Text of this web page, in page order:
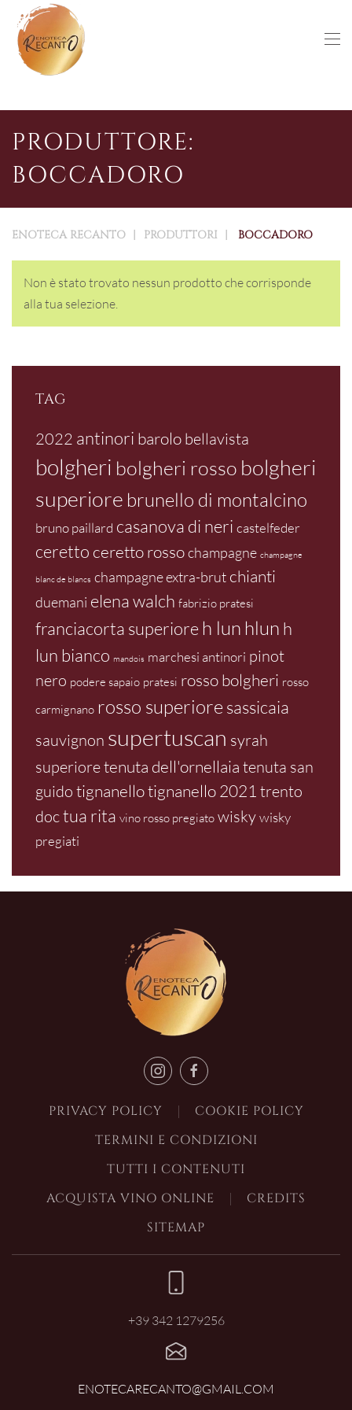
Skip to main content
PRODUTTORE:
BOCCADORO
ENOTECA RECANTO PRODUTTORI BOCCADORO
Non è stato trovato nessun prodotto che corrisponde
alla tua selezione.
TAG
2022 antinori barolo bellavista
bolgheri bolgheri rosso bolgheri
superiore brunello di montalcino
bruno paillard casanova di neri castelfeder
ceretto ceretto rossochampagne champagne
blanc de blancs champagne extra-brut chianti
duemani elena walch fabrizio pratesi
franciacorta superiore h lun hlun h
lun bianco mandois marchesi antinori pinot
nero podere sapaio pratesi rosso bolgheri rosso
carmignano rosso superiore sassicaia
sauvignon supertuscan syrah
superioretenuta dell'ornellaia tenuta san
guido tignanellotignanello 2021 trento
doctua rita vino rosso pregiato wiskywisky
pregiati
PRIVACY POLICY
COOKIE POLICY
TERMINI E CONDIZIONI
TUTTI I CONTENUTI
ACQUISTA VINO ONLINE
CREDITS
SITEMAP
+39 342 1279256
ENOTECARECANTO@GMAIL.COM